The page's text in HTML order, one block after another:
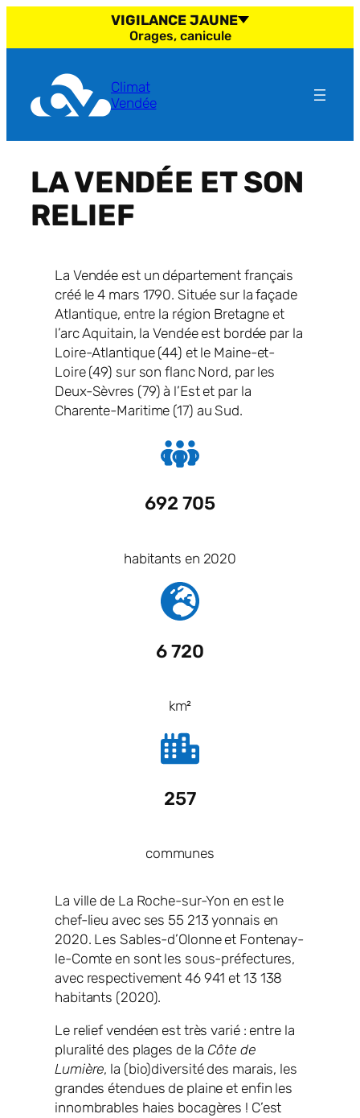
VIGILANCE JAUNE
Orages, canicule
Climat
Vendée
LA VENDÉE ET SON
RELIEF
La Vendée est un département français
créé le 4 mars 1790. Située sur la façade
Atlantique, entre la région Bretagne et
l’arc Aquitain, la Vendée est bordée par la
Loire-Atlantique (44) et le Maine-et-
Loire (49) sur son flanc Nord, par les
Deux-Sèvres (79) à l’Est et par la
Charente-Maritime (17) au Sud.
692 705
habitants en 2020
6 720
km²
257
communes
La ville de La Roche-sur-Yon en est le
chef-lieu avec ses 55 213 yonnais en
2020. Les Sables-d’Olonne et Fontenay-
le-Comte en sont les sous-préfectures,
avec respectivement 46 941 et 13 138
habitants (2020).
Le relief vendéen est très varié : entre la
pluralité des plages de la Côte de
Lumière, la (bio)diversité des marais, les
grandes étendues de plaine et enfin les
innombrables haies bocagères ! C’est